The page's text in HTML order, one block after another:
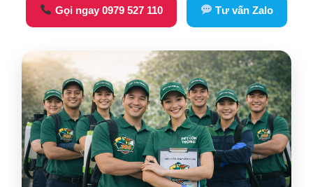
Gọi ngay 0979 527 110 Tư vấn Zalo